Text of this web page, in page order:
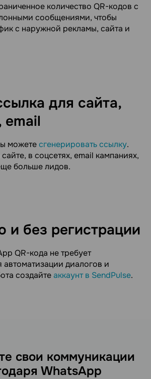
количество QR-кодов с
сообщениями, чтобы
с наружной рекламы, сайта и
для сайта,
email
можетесгенерировать ссылку.
в соцсетях, email кампаниях,
больше лидов.
и без регистрации
QR-кода не требует
автоматизации диалогов и
создайтеаккаунт в SendPulse.
свои коммуникации
WhatsApp